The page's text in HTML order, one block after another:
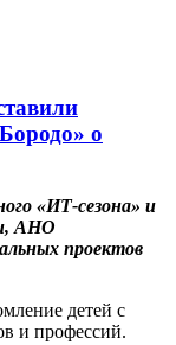
о
«ИТ-сезона» и
АНО
проектов
детей с
и профессий.